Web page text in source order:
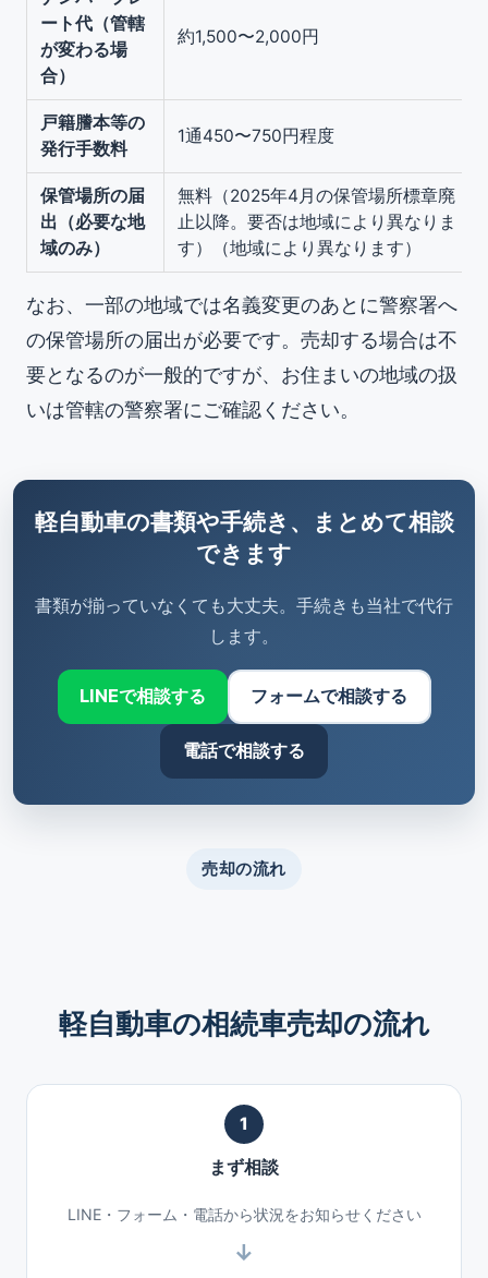
ート代（管轄
が変わる場
合）
約1,500〜2,000円
戸籍謄本等の
発行手数料
1通450〜750円程度
保管場所の届
出（必要な地
域のみ）
無料（2025年4月の保管場所標章廃
止以降。要否は地域により異なりま
す）（地域により異なります）
なお、一部の地域では名義変更のあとに警察署へ
の保管場所の届出が必要です。売却する場合は不
要となるのが一般的ですが、お住まいの地域の扱
いは管轄の警察署にご確認ください。
軽自動車の書類や手続き、まとめて相談
できます
書類が揃っていなくても大丈夫。手続きも当社で代行
します。
LINEで相談する フォームで相談する
電話で相談する
売却の流れ
軽自動車の相続車売却の流れ
1
まず相談
LINE・フォーム・電話から状況をお知らせください